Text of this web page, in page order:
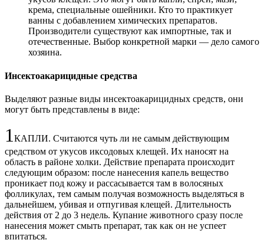
крема, специальные ошейники. Кто то практикует
ванны с добавлением химических препаратов.
Производители существуют как импортные, так и
отечественные. Выбор конкретной марки — дело самого
хозяина.
Инсектоакарицидные средства
Выделяют разные виды инсектоакарицидных средств, они
могут быть представлены в виде:
1 КАПЛИ. Считаются чуть ли не самым действующим
средством от укусов иксодовых клещей. Их наносят на
область в районе холки. Действие препарата происходит
следующим образом: после нанесения капель вещество
проникает под кожу и рассасывается там в волосяных
фолликулах, тем самым получая возможность выделяться в
дальнейшем, убивая и отпугивая клещей. Длительность
действия от 2 до 3 недель. Купание животного сразу после
нанесения может смыть препарат, так как он не успеет
впитаться.